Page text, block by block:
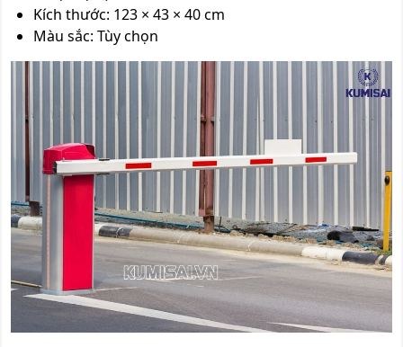
Kích thước: 123 × 43 × 40 cm
Màu sắc: Tùy chọn